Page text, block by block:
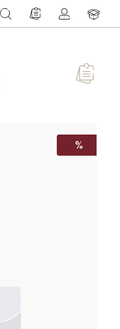
Du hast 0 Produkte
RABATT
%